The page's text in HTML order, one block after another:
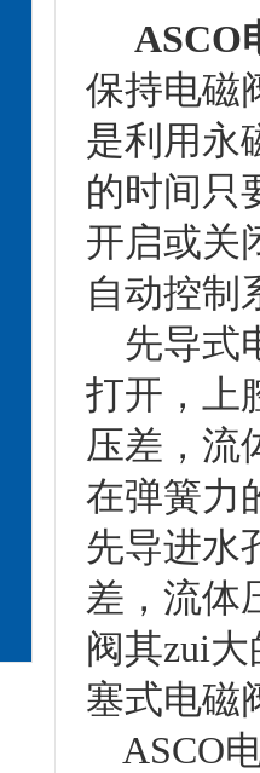
ASCO
保持电磁
是利用永
的时间只
开启或关
自动控制
先导式
打开，上
压差，流
在弹簧力
先导进水
差，流体
阀其zui
塞式电磁
ASCO